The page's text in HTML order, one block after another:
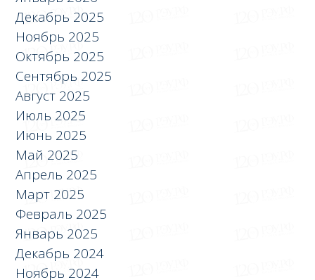
Декабрь 2025
Ноябрь 2025
Октябрь 2025
Сентябрь 2025
Август 2025
Июль 2025
Июнь 2025
Май 2025
Апрель 2025
Март 2025
Февраль 2025
Январь 2025
Декабрь 2024
Ноябрь 2024